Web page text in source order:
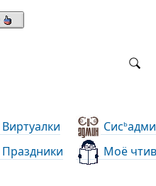
Виртуалки Сись
Праздники Моё